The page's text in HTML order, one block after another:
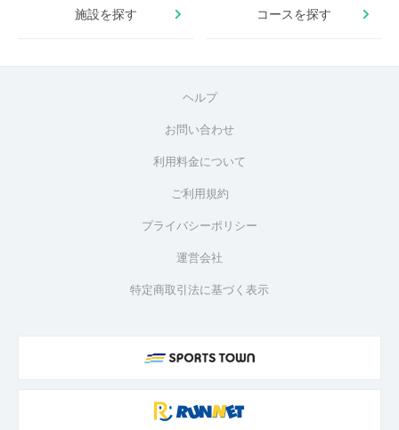
施設を探す コースを探す
ヘルプ
お問い合わせ
利用料金について
ご利用規約
プライバシーポリシー
運営会社
特定商取引法に基づく表示